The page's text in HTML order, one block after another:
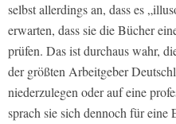
selbst allerdings an, dass es
erwarten, dass sie die Bücher
prüfen. Das ist durchaus wahr,
der größten Arbeitgeber
niederzulegen oder auf eine
sprach sie sich dennoch für eine